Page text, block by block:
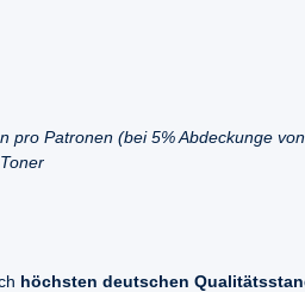
pro Patronen (bei 5% Abdeckunge
höchsten deutschen